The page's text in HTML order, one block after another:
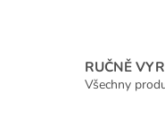
RUČNĚ
Všechny